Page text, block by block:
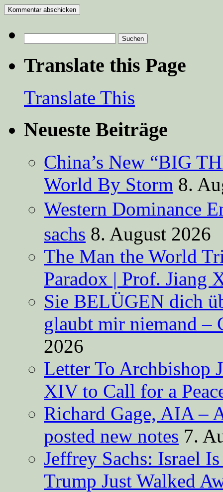
nach:
Translate this Page
Translate This
Neueste Beiträge
China’s New “BIG
World By Storm 8.
Western Dominance
sachs 8. August 2026
The Man the World
Paradox | Prof. Jiang
Sie BELÜGEN dich
glaubt mir niemand –
2026
Letter To Archbishop
XIV to Call for a
Richard Gage, AIA –
posted new notes 7.
Jeffrey Sachs: Israel
Trump Just Walked